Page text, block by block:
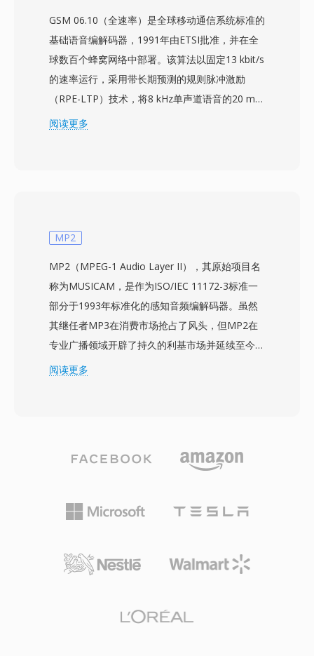
GSM 06.10（全速率）是全球移动通信系统标准的
基础语音编解码器，1991年由ETSI批准，并在全
球数百个蜂窝网络中部署。该算法以固定13 kbit/s
的速率运行，采用带长期预测的规则脉冲激励
（RPE-LTP）技术，将8 kHz单声道语音的20 ms
帧压缩为仅33字节。这种方法将声道建模为线性
能力，一分钟语音仅需约100 KB，实现高效存储
等库在所有主流平台上提供编解码功能；第三，免
版税的专利环境，推动了Asterisk和FreeSWITCH
等开源电话项目的广泛采用。
阅读更多
MP2
MP2（MPEG-1 Audio Layer II），其原始项目名
称为MUSICAM，是作为ISO/IEC 11172-3标准一
部分于1993年标准化的感知音频编解码器。虽然
其继任者MP3在消费市场抢占了风头，但MP2在
专业广播领域开辟了持久的利基市场并延续至今。
该编解码器通过多相滤波器组将音频分为32个子
这些特性解释了为何DVB数字电视、DAB数字广
式。编码延迟也更短，这对唇音同步至关重要的直
播来说是一项重要特性。标准化数十年后，三大优
降级对无线信号至关重要，极低的编码延迟适合实
阅读更多